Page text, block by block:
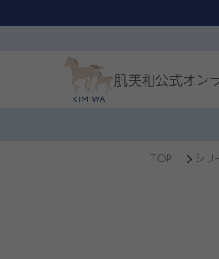
肌美和公式オン
TOP シリ